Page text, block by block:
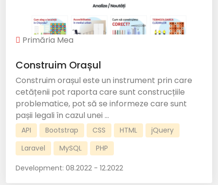
Primăria Mea
Construim Orașul
Construim orașul este un instrument prin care
cetățenii pot raporta care sunt construcțiile
problematice, pot să se informeze care sunt
pașii legali în cazul unei ...
API Bootstrap CSS HTML
jQuery
Laravel
MySQL PHP
Development: 08.2022 - 12.2022